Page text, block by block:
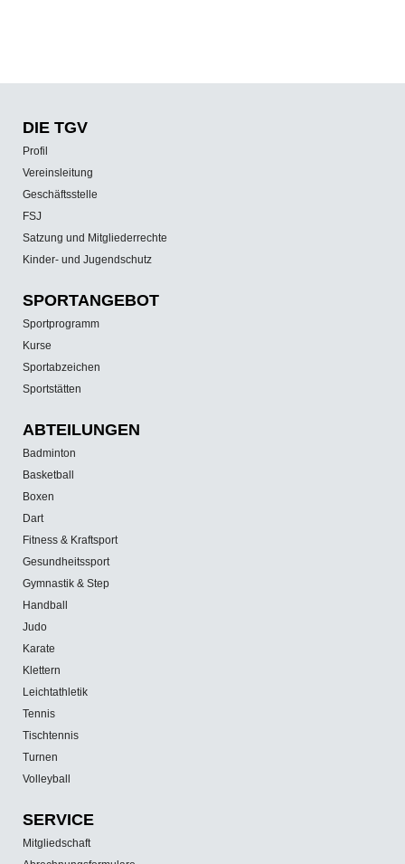
DIE TGV
Profil
Vereinsleitung
Geschäftsstelle
FSJ
Satzung und Mitgliederrechte
Kinder- und Jugendschutz
SPORT­ANGEBOT
Sportprogramm
Kurse
Sportabzeichen
Sportstätten
ABTEILUNGEN
Badminton
Basketball
Boxen
Dart
Fitness & Kraftsport
Gesundheitssport
Gymnastik & Step
Handball
Judo
Karate
Klettern
Leichtathletik
Tennis
Tischtennis
Turnen
Volleyball
SERVICE
Mitgliedschaft